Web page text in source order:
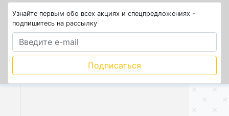
Узнайте первым обо всех акциях и спецпредложениях -
подпишитесь на рассылку